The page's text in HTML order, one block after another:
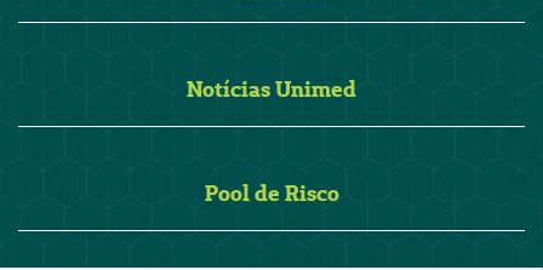
Notícias Unimed
Pool de Risco